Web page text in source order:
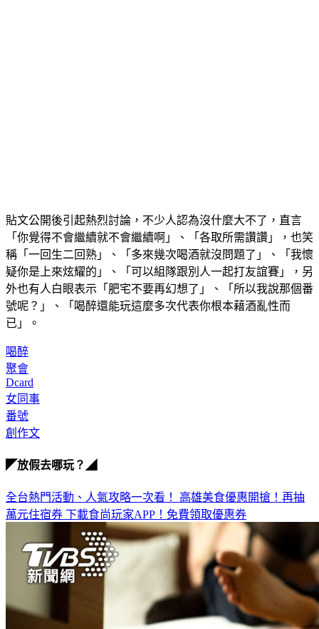
貼文公開後引起熱烈討論，不少人認為沒什麼大不了，直言
「你覺得不會繼續就不會繼續啊」、「各取所需讚讚」，也笑
稱「一回生二回熟」、「多來幾次喝酒就沒問題了」、「我懷
疑你是上來炫耀的」、「可以組隊跟別人一起打友誼賽」，另
外也有人白眼表示「肥宅不要再幻想了」、「所以我說那個番
號呢？」、「喝醉還能玩這麼多次代表你根本藉酒亂性而
已」。
喝醉
聚會
Dcard
女同事
番號
創作文
◤放假去哪玩？◢
全台熱門活動、人氣攻略一次看！ 高雄美食優惠開搶！再抽
萬元住宿券 下載食尚玩家APP！免費領取優惠券